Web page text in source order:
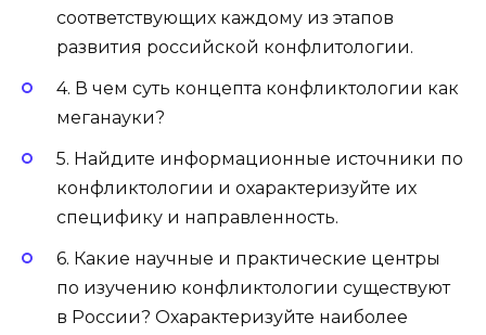
соответствующих каждому из этапов
развития российской конфлитологии.
4. В чем суть концепта конфликтологии как
меганауки?
5. Найдите информационные источники по
конфликтологии и охарактеризуйте их
специфику и направленность.
6. Какие научные и практические центры
по изучению конфликтологии существуют
в России? Охарактеризуйте наиболее